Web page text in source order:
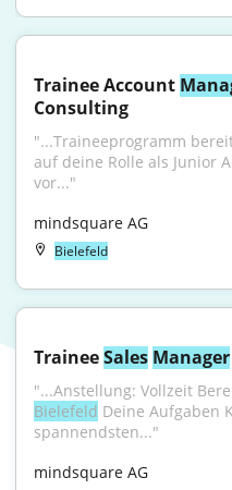
Trainee Account
Consulting
"...Traineeprogramm
auf deine Rolle als Junior
vor..."
mindsquare AG
Bielefeld
Trainee Sales Manager
Bielefeld Deine Aufgaben
spannendsten..."
mindsquare AG